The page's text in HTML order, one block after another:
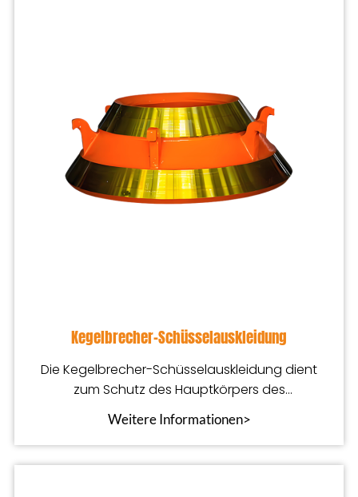
Kegelbrecher-Schüsselauskleidung
Die Kegelbrecher-Schüsselauskleidung dient
zum Schutz des Hauptkörpers des
Kegelbrechers und hilft bei der Arbeit
Weitere Informationen>